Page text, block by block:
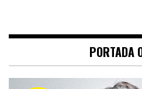
PORTADA